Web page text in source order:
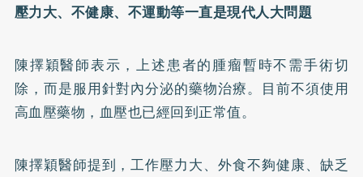
壓力大、不健康、不運動等一直是現代人大問題
陳擇穎醫師表示，上述患者的腫瘤暫時不需手術切
除，而是服用針對內分泌的藥物治療。目前不須使用
高血壓藥物，血壓也已經回到正常值。
陳擇穎醫師提到，工作壓力大、外食不夠健康、缺乏